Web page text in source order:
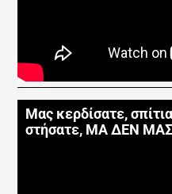
Μας κερδίσατε,
στήσατε, ΜΑ ΔΕΝ